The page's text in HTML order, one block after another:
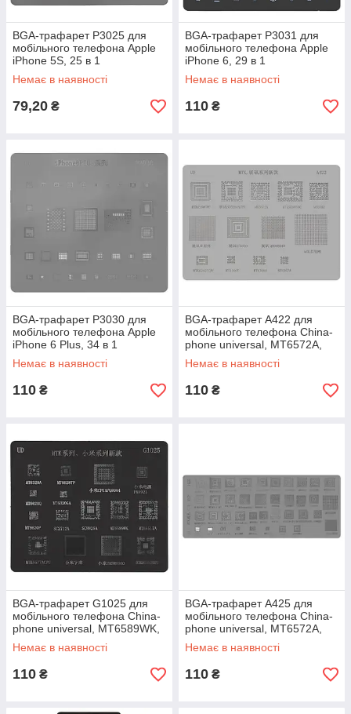
BGA-трафарет P3025 для
мобільного телефона Apple
iPhone 5S, 25 в 1
Немає в наявності
79,20 ₴
BGA-трафарет P3031 для
мобільного телефона Apple
iPhone 6, 29 в 1
Немає в наявності
110 ₴
BGA-трафарет P3030 для
мобільного телефона Apple
iPhone 6 Plus, 34 в 1
Немає в наявності
110 ₴
BGA-трафарет A422 для
мобільного телефона China-
phone universal, MT6572A,
SC6825C, MT6582, MT6166,
13 in 1
Немає в наявності
110 ₴
BGA-трафарет G1025 для
мобільного телефона China-
phone universal, MT6589WK,
MT6517A, MT6577A, 15 in 1
Немає в наявності
110 ₴
BGA-трафарет A425 для
мобільного телефона China-
phone universal, MT6572A,
SC6825C, MT6582, MT6285,
MT6575A,
Немає в наявності
110 ₴